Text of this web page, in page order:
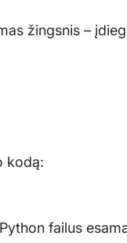
žingsnis –
kodą:
failus